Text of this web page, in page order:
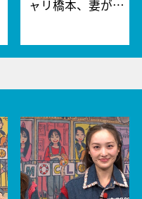
ャリ橋本、妻が…